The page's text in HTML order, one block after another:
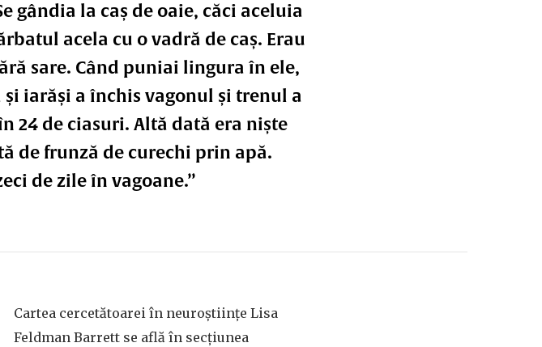
gândia la caș de oaie, căci aceluia
acela cu o vadră de caș. Erau
sare. Când puniai lingura în ele,
iarăși a închis vagonul și trenul a
24 de ciasuri. Altă dată era niște
de frunză de curechi prin apă.
de zile în vagoane.”
Cartea cercetătoarei în neuroștiințe Lisa
Feldman Barrett se află în secțiunea